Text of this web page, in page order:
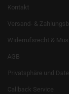
Kontakt
Versand- &
Widerrufsrecht &
AGB
Privatsphäre und
Callback Service